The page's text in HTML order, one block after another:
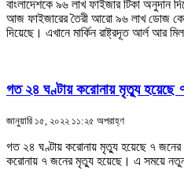
বাংলাদেশকে ৯৬ লাখ ফাইজার টিকা অনুদান
আজ ফাইজারের তৈরী আরো ৯৬ লাখ ডোজ
দিয়েছে। এখানে মার্কিন রাষ্ট্রদূত আর্ল আর
গত ২৪ ঘণ্টায় করোনায় মৃত্যু হয়েছে
জানুয়ারি ১৫, ২০২২ ১১:২৫ অপরাহ্ণ
গত ২৪ ঘণ্টায় করোনায় মৃত্যু হয়েছে ৭ জনের
করোনায় ৭ জনের মৃত্যু হয়েছে। এ সময়ে